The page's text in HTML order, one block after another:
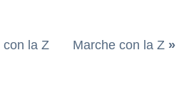
con la Z Marche con la Z »